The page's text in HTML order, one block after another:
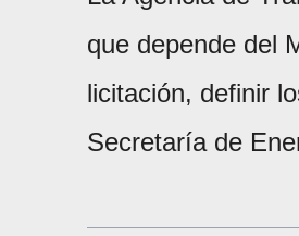
que depende del
licitación, definir
Secretaría de